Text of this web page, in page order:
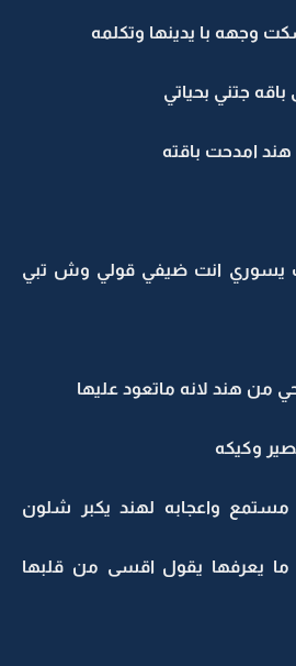
وجهه با يدينها وتكلمه
جتني بحياتي
امدحت باقته
يسوري انت ضيفي قولي وش تبي
من هند لانه ماتعود عليها
وكيكه
واعجابه لهند يكبر شلون
ما يعرفها يقول اقسى من قلبها